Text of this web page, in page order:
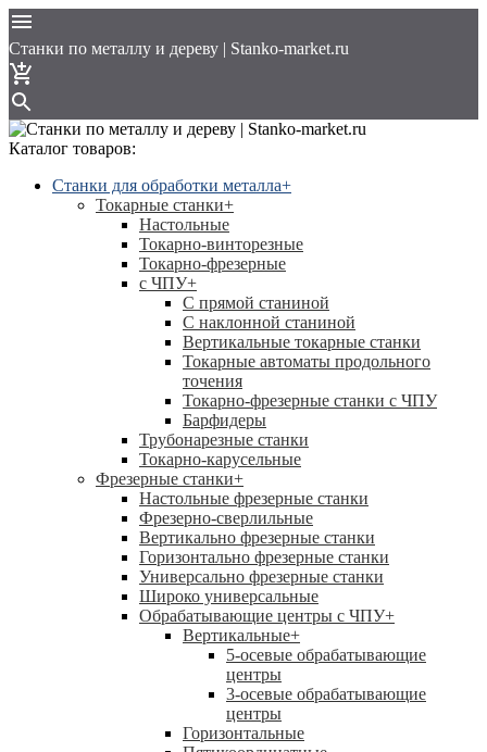
Cтанки по металлу и дереву | Stanko-market.ru
Каталог товаров:
Станки для обработки металла+
Токарные станки+
Настольные
Токарно-винторезные
Токарно-фрезерные
с ЧПУ+
С прямой станиной
C наклонной станиной
Вертикальные токарные станки
Токарные автоматы продольного
точения
Токарно-фрезерные станки с ЧПУ
Барфидеры
Трубонарезные станки
Токарно-карусельные
Фрезерные станки+
Настольные фрезерные станки
Фрезерно-сверлильные
Вертикально фрезерные станки
Горизонтально фрезерные станки
Универсально фрезерные станки
Широко универсальные
Обрабатывающие центры с ЧПУ+
Вертикальные+
5-осевые обрабатывающие
центры
3-осевые обрабатывающие
центры
Горизонтальные